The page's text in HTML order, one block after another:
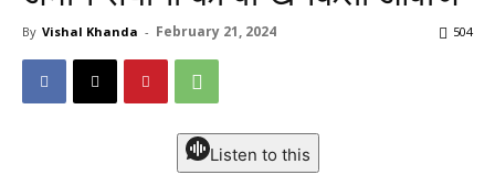
By Vishal Khanda - February 21, 2024 504
Listen to this